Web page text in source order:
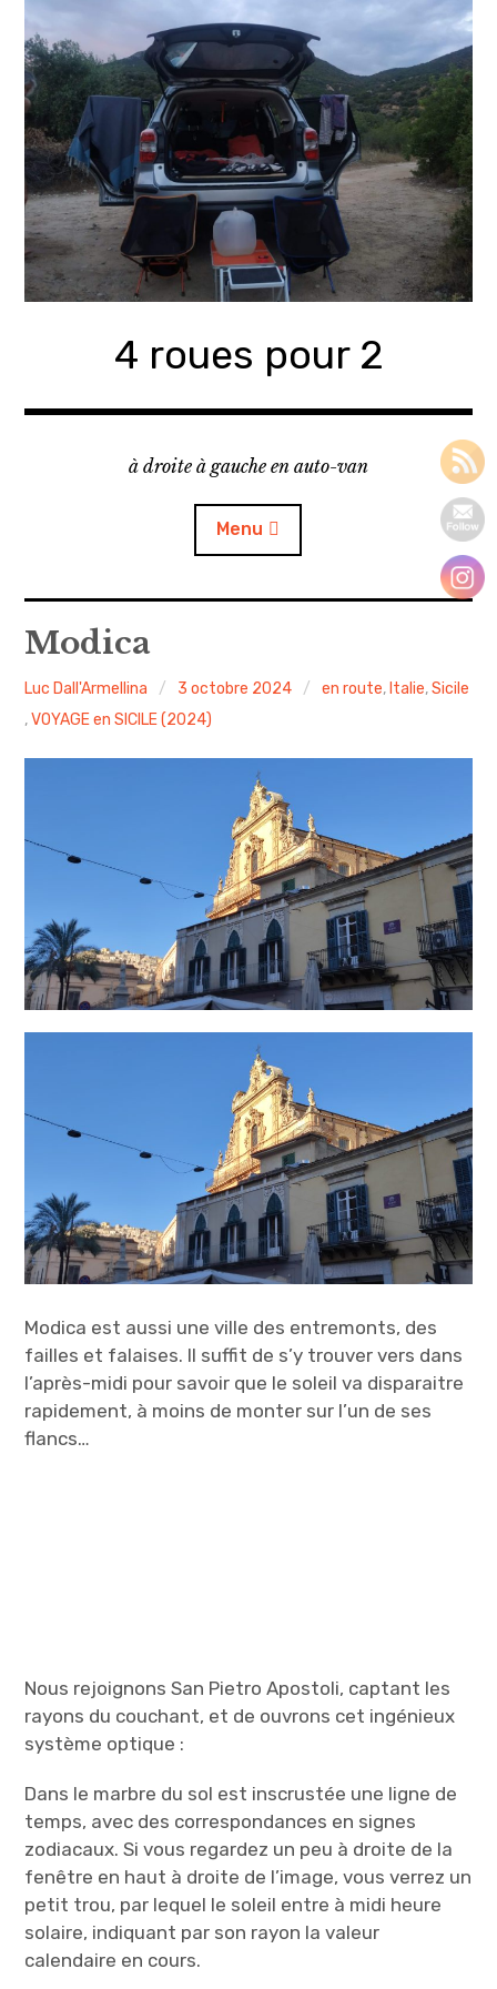
Accéder
contenu
principal
4 roues pour 2
à droite à gauche en auto-van
Menu
Accueil
A propos
Modica
Luc Dall'Armellina 3 octobre 2024 en route, Italie,Sicile
,VOYAGE en SICILE (2024)
Modica est aussi une ville des entremonts, des
failles et falaises. Il suffit de s’y trouver vers dans
l’après-midi pour savoir que le soleil va disparaitre
rapidement, à moins de monter sur l’un de ses
flancs…
Nous rejoignons San Pietro Apostoli, captant les
rayons du couchant, et de ouvrons cet ingénieux
système optique :
Dans le marbre du sol est inscrustée une ligne de
temps, avec des correspondances en signes
zodiacaux. Si vous regardez un peu à droite de la
fenêtre en haut à droite de l’image, vous verrez un
petit trou, par lequel le soleil entre à midi heure
solaire, indiquant par son rayon la valeur
calendaire en cours.